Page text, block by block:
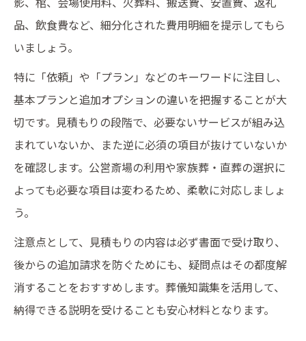
品、飲食費など、細分化された費用明細を提示してもら
いましょう。
特に「依頼」や「プラン」などのキーワードに注目し、
基本プランと追加オプションの違いを把握することが大
切です。見積もりの段階で、必要ないサービスが組み込
まれていないか、また逆に必須の項目が抜けていないか
を確認します。公営斎場の利用や家族葬・直葬の選択に
よっても必要な項目は変わるため、柔軟に対応しましょ
う。
注意点として、見積もりの内容は必ず書面で受け取り、
後からの追加請求を防ぐためにも、疑問点はその都度解
消することをおすすめします。葬儀知識集を活用して、
納得できる説明を受けることも安心材料となります。